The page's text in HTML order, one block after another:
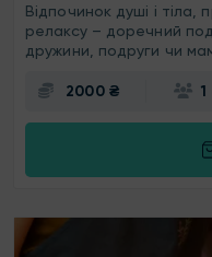
Відпочинок душі і
релаксу – доречний
дружини, подруги чи
2000 ₴